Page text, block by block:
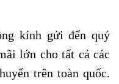
kính gửi đến quý
lớn cho tất cả các
trên toàn quốc.